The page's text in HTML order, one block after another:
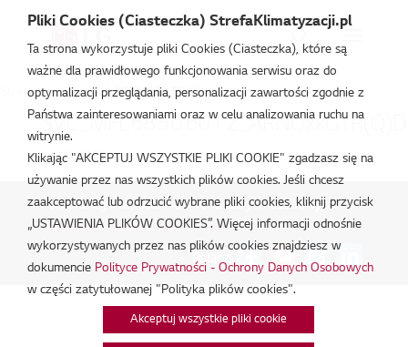
Strefa Klimatyzacji /ARNU18GTQ*4
lut 19, 2026
Polityka Prywatności - Ochrona danych osobowych.|
Zarządzaj zgodami na pliki cookie
Połącz:
Pliki Cookies (Ciasteczka) StrefaKlimatyzacji.pl
Ta strona wykorzystuje pliki Cookies (Ciasteczka), które są
ważne dla prawidłowego funkcjonowania serwisu oraz do
optymalizacji przeglądania, personalizacji zawartości zgodnie z
Państwa zainteresowaniami oraz w celu analizowania ruchu na
witrynie.
Klikając "AKCEPTUJ WSZYSTKIE PLIKI COOKIE" zgadzasz się na
używanie przez nas wszystkich plików cookies. Jeśli chcesz
zaakceptować lub odrzucić wybrane pliki cookies, kliknij przycisk
„USTAWIENIA PLIKÓW COOKIES”. Więcej informacji odnośnie
wykorzystywanych przez nas plików cookies znajdziesz w
dokumencie Polityce Prywatności - Ochrony Danych Osobowych
w części zatytułowanej "Polityka plików cookies".
Akceptuj wszystkie pliki cookie